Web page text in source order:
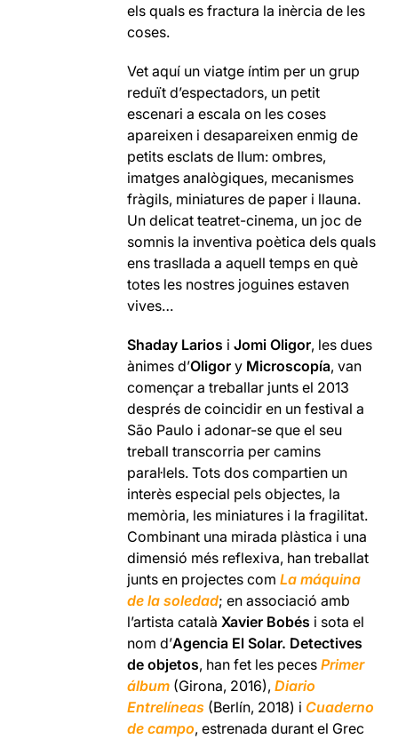
els quals es fractura la inèrcia de les
coses.
Vet aquí un viatge íntim per un grup
reduït d’espectadors, un petit
escenari a escala on les coses
apareixen i desapareixen enmig de
petits esclats de llum: ombres,
imatges analògiques, mecanismes
fràgils, miniatures de paper i llauna.
Un delicat teatret-cinema, un joc de
somnis la inventiva poètica dels quals
ens trasllada a aquell temps en què
totes les nostres joguines estaven
vives…
Shaday Larios iJomi Oligor, les dues
ànimes d’Oligor y Microscopía, van
començar a treballar junts el 2013
després de coincidir en un festival a
São Paulo i adonar-se que el seu
treball transcorria per camins
paral·lels. Tots dos compartien un
interès especial pels objectes, la
memòria, les miniatures i la fragilitat.
Combinant una mirada plàstica i una
dimensió més reflexiva, han treballat
junts en projectes comLa máquina
de la soledad; en associació amb
l’artista català Xavier Bobés i sota el
nom d’Agencia El Solar. Detectives
de objetos, han fet les pecesPrimer
álbum (Girona, 2016),Diario
Entrelíneas (Berlín, 2018) i Cuaderno
de campo, estrenada durant el Grec